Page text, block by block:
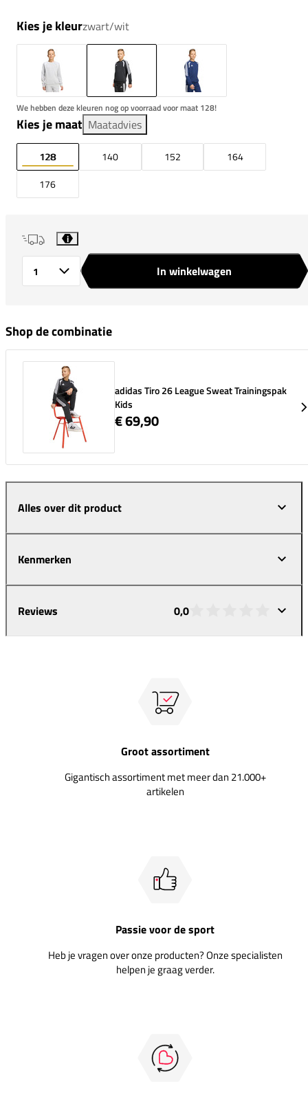
Kies je kleurzwart/wit
We hebben deze kleuren nog op voorraad voor maat 128!
Kies je maat Maatadvies
128 140 152
164
176
i
In winkelwagen
Shop de combinatie
adidas Tiro 26 League Sweat Trainingspak
Kids
€ 69,90
Alles over dit product
Kenmerken
Reviews 0,0
Groot assortiment
Gigantisch assortiment met meer dan 21.000+
artikelen
Passie voor de sport
Heb je vragen over onze producten? Onze specialisten
helpen je graag verder.